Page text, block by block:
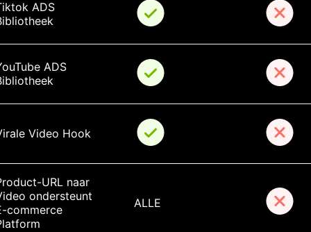
ADS
ADS
Video Hook
URL naar
ondersteunt
commerce
ALLE